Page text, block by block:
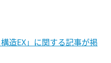
造EX」に関する記事が掲